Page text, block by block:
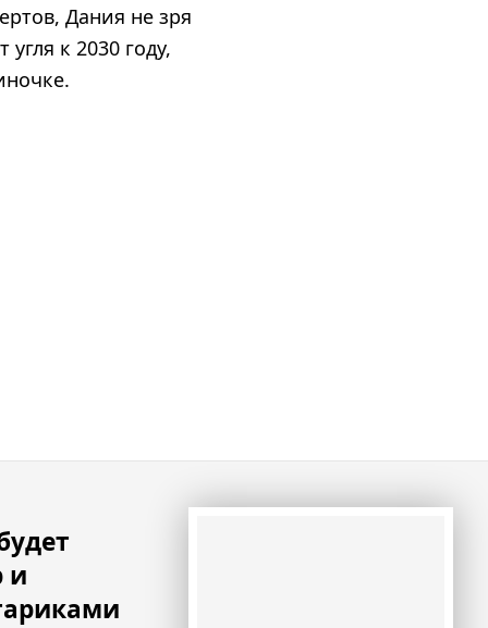
Дания не зря
к 2030 году,
и